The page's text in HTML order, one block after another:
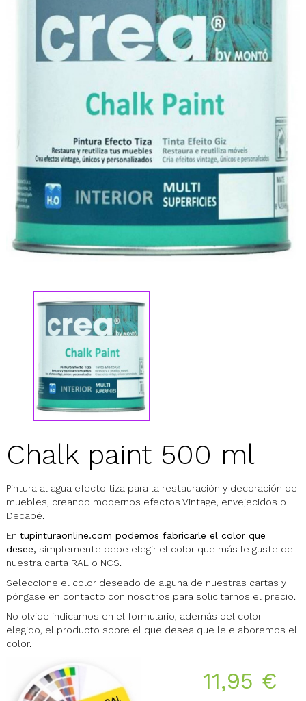
Chalk paint 500 ml
Pintura al agua efecto tiza para la restauración y decoración de
muebles, creando modernos efectos Vintage, envejecidos o
Decapé.
En tupinturaonline.com podemos fabricarle el color que
desee, simplemente debe elegir el color que más le guste de
nuestra carta RAL o NCS.
Seleccione el color deseado de alguna de nuestras cartas y
póngase en contacto con nosotros para solicitarnos el precio.
No olvide indicarnos en el formulario, además del color
elegido, el producto sobre el que desea que le elaboremos el
color.
11,95 €